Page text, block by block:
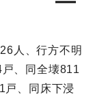
人、行方不明
、同全壊811
戸、同床下浸